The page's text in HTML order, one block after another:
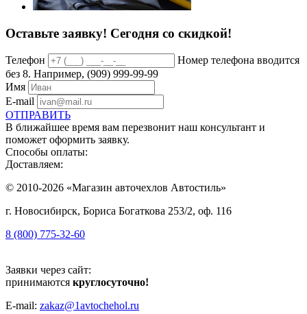
Оставьте заявку! Сегодня со скидкой!
Телефон
Номер телефона вводится
без 8. Например, (909) 999-99-99
Имя
E-mail
ОТПРАВИТЬ
В ближайшее время вам перезвонит наш консультант и
поможет оформить заявку.
Способы оплаты:
Доставляем:
© 2010-2026 «Магазин авточехлов Автостиль»
г. Новосибирск, Бориса Богаткова 253/2, оф. 116
8 (800) 775-32-60
Заявки через сайт:
принимаются круглосуточно!
E-mail: zakaz@1avtochehol.ru